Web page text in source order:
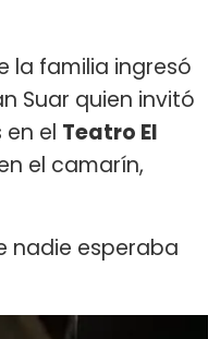
la familia ingresó
Suar quien invitó
el Teatro El
el camarín,
nadie esperaba